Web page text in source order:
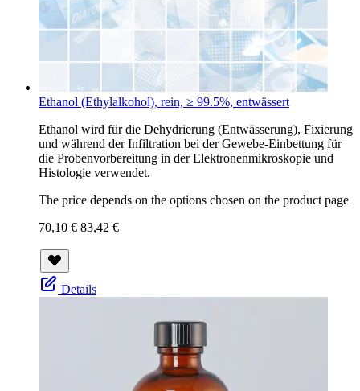
Ethanol (Ethylalkohol), rein, ≥ 99.5%, entwässert
Ethanol wird für die Dehydrierung (Entwässerung), Fixierung
und während der Infiltration bei der Gewebe-Einbettung für
die Probenvorbereitung in der Elektronenmikroskopie und
Histologie verwendet.
The price depends on the options chosen on the product page
70,10 € 83,42 €
Details